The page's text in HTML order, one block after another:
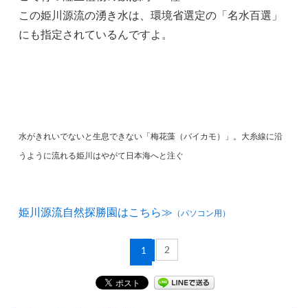
この姫川源流の湧き水は、環境省選定の「名水百選」
にも指定されているんですよ。
水がきれいでないと生息できない「梅花藻（バイカモ）」。大糸線に沿
うように流れる姫川はやがて日本海へと注ぐ
姫川源流自然探勝園はこちら≫ （パソコン用）
1 2